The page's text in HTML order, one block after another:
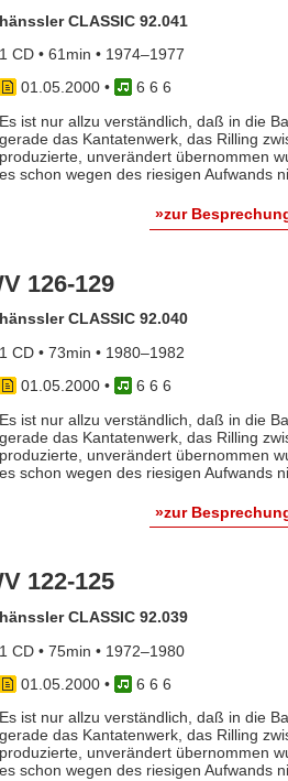
hänssler CLASSIC 92.041
1 CD • 61min • 1974–1977
01.05.2000•
6 6 6
Es ist nur allzu verständlich, daß in die
gerade das Kantatenwerk, das Rilling
produzierte, unverändert übernommen
schon wegen des riesigen Aufwands
»zur
126-129
hänssler CLASSIC 92.040
1 CD • 73min • 1980–1982
01.05.2000•
6 6 6
Es ist nur allzu verständlich, daß in die
gerade das Kantatenwerk, das Rilling
produzierte, unverändert übernommen
schon wegen des riesigen Aufwands
»zur
122-125
hänssler CLASSIC 92.039
1 CD • 75min • 1972–1980
01.05.2000•
6 6 6
Es ist nur allzu verständlich, daß in die
gerade das Kantatenwerk, das Rilling
produzierte, unverändert übernommen
schon wegen des riesigen Aufwands